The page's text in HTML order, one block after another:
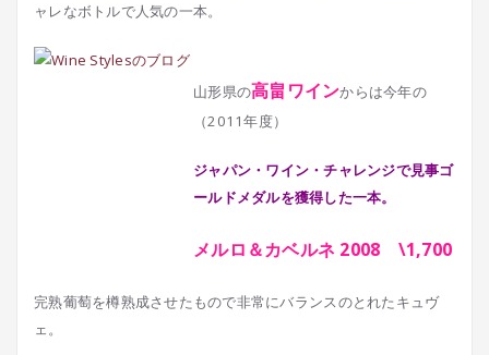
ャレなボトルで人気の一本。
山形県の高畠ワインからは今年の
（2011年度）
ジャパン・ワイン・チャレンジで見事ゴ
ールドメダルを獲得した一本。
メルロ＆カベルネ 2008 \1,700
完熟葡萄を樽熟成させたもので非常にバランスのとれたキュヴ
ェ。